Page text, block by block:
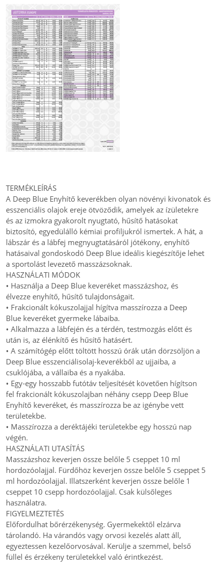
TERMÉKLEÍRÁS
A Deep Blue Enyhítő keverékben olyan növényi kivonatok és
esszenciális olajok ereje ötvöződik, amelyek az ízületekre
és az izmokra gyakorolt nyugtató, hűsítő hatásokat
biztosító, egyedülálló kémiai profiljukról ismertek. A hát, a
lábszár és a lábfej megnyugtatásáról jótékony, enyhítő
hatásaival gondoskodó Deep Blue ideális kiegészítője lehet
a sportolást levezető masszázsoknak.
HASZNÁLATI MÓDOK
• Használja a Deep Blue keveréket masszázshoz, és
élvezze enyhítő, hűsítő tulajdonságait.
• Frakcionált kókuszolajjal hígítva masszírozza a Deep
Blue keveréket gyermeke lábaiba.
• Alkalmazza a lábfején és a térdén, testmozgás előtt és
után is, az élénkítő és hűsítő hatásért.
• A számítógép előtt töltött hosszú órák után dörzsöljön a
Deep Blue esszenciálisolaj-keverékből az ujjaiba, a
csuklójába, a vállaiba és a nyakába.
• Egy-egy hosszabb futótáv teljesítését követően hígítson
fel frakcionált kókuszolajban néhány csepp Deep Blue
Enyhítő keveréket, és masszírozza be az igénybe vett
területekbe.
• Masszírozza a deréktájéki területekbe egy hosszú nap
végén.
HASZNÁLATI UTASÍTÁS
Masszázshoz keverjen össze belőle 5 cseppet 10 ml
hordozóolajjal. Fürdőhöz keverjen össze belőle 5 cseppet 5
ml hordozóolajjal. Illatszerként keverjen össze belőle 1
cseppet 10 csepp hordozóolajjal. Csak külsőleges
használatra.
FIGYELMEZTETÉS
Előfordulhat bőrérzékenység. Gyermekektől elzárva
tárolandó. Ha várandós vagy orvosi kezelés alatt áll,
egyeztessen kezelőorvosával. Kerülje a szemmel, belső
füllel és érzékeny területekkel való érintkezést.